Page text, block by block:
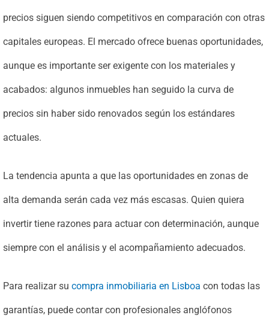
precios siguen siendo competitivos en comparación con otras
capitales europeas. El mercado ofrece buenas oportunidades,
aunque es importante ser exigente con los materiales y
acabados: algunos inmuebles han seguido la curva de
precios sin haber sido renovados según los estándares
actuales.
La tendencia apunta a que las oportunidades en zonas de
alta demanda serán cada vez más escasas. Quien quiera
invertir tiene razones para actuar con determinación, aunque
siempre con el análisis y el acompañamiento adecuados.
Para realizar su compra inmobiliaria en Lisboa con todas las
garantías, puede contar con profesionales anglófonos